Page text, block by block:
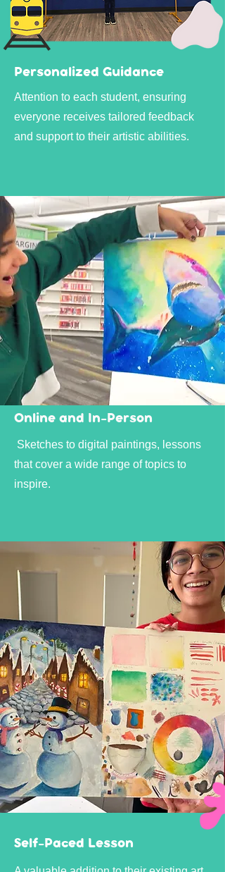
Personalized Guidance
Attention to each student, ensuring
everyone receives tailored feedback
and support to their artistic abilities.
Online and In-Person
Sketches to digital paintings, lessons
that cover a wide range of topics to
inspire.
Self-Paced Lesson